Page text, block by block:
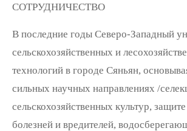
СОТРУДНИЧЕСТВО
В последние годы Северо-Западный
сельскохозяйственных и
технологий в городе Сяньян,
сильных научных направлениях /
сельскохозяйственных культур,
болезней и вредителей,